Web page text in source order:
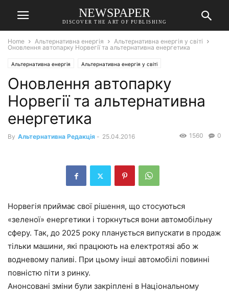
NEWSPAPER
DISCOVER THE ART OF PUBLISHING
Home Альтернативна енергія
Альтернативна енергія у світі
Оновлення автопарку Норвегії та альтернативна енергетика
Альтернативна енергія Альтернативна енергія у світі
Оновлення автопарку
Норвегії та альтернативна
енергетика
By Альтернативна Редакція - 25.04.2016 0
1560
Норвегія приймає свої рішення, що стосуються
«зеленої» енергетики і торкнуться вони автомобільну
сферу. Так, до 2025 року планується випускати в продаж
тільки машини, які працюють на електротязі або ж
водневому паливі. При цьому інші автомобілі повинні
повністю піти з ринку.
Анонсовані зміни були закріплені в Національному